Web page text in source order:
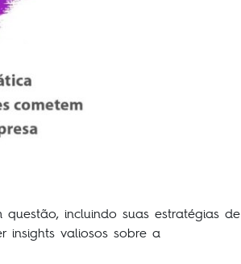
incluindo suas estratégias de
insights valiosos sobre a